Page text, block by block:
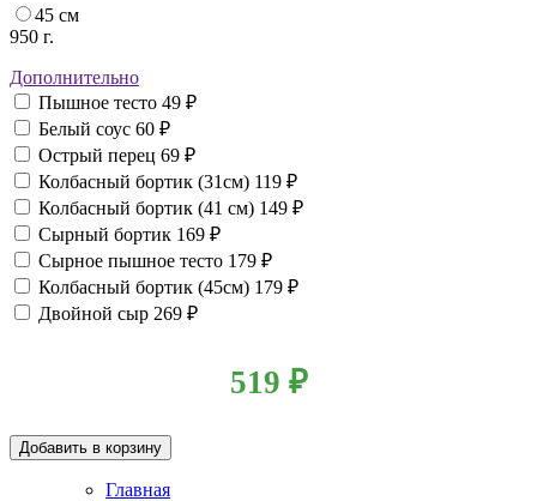
45 см
950 г.
Дополнительно
Пышное тесто 49 ₽
Белый соус 60 ₽
Острый перец 69 ₽
Колбасный бортик (31см) 119 ₽
Колбасный бортик (41 см) 149 ₽
Сырный бортик 169 ₽
Сырное пышное тесто 179 ₽
Колбасный бортик (45см) 179 ₽
Двойной сыр 269 ₽
519 ₽
Добавить в корзину
Главная